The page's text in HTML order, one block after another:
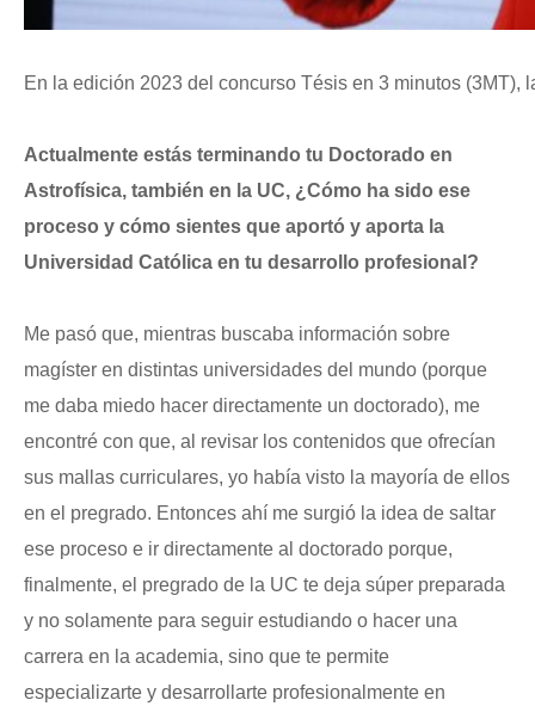
En la edición 2023 del concurso Tésis en 3 minutos (3MT),
Actualmente estás terminando tu Doctorado en
Astrofísica, también en la UC, ¿Cómo ha sido ese
proceso y cómo sientes que aportó y aporta la
Universidad Católica en tu desarrollo profesional?
Me pasó que, mientras buscaba información sobre
magíster en distintas universidades del mundo (porque
me daba miedo hacer directamente un doctorado), me
encontré con que, al revisar los contenidos que ofrecían
sus mallas curriculares, yo había visto la mayoría de ellos
en el pregrado. Entonces ahí me surgió la idea de saltar
ese proceso e ir directamente al doctorado porque,
finalmente, el pregrado de la UC te deja súper preparada
y no solamente para seguir estudiando o hacer una
carrera en la academia, sino que te permite
especializarte y desarrollarte profesionalmente en